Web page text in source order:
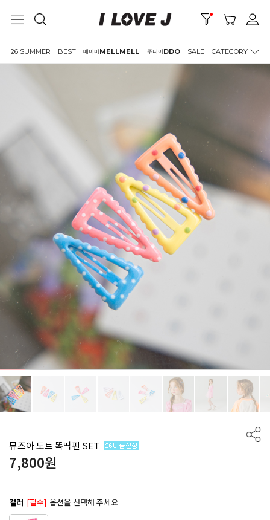
26 SUMMER BEST 베이비MELLMELL 주니어DDO SALE CATEGORY
뮤즈아 도트 똑딱핀 SET
7,800원
컬러 [필수] 옵션을 선택해 주세요